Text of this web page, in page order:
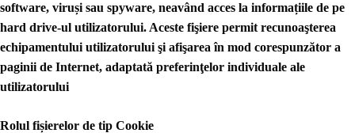
software, viruși sau spyware, neavând acces la informațiile de pe
hard drive-ul utilizatorului. Aceste fişiere permit recunoaşterea
echipamentului utilizatorului şi afişarea în mod corespunzător a
paginii de Internet, adaptată preferinţelor individuale ale
utilizatorului
Rolul fișierelor de tip Cookie